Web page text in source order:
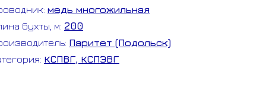
медь многожильная
бухты, м: 200
Паритет (Подольск)
КСПВГ, КСПЭВГ